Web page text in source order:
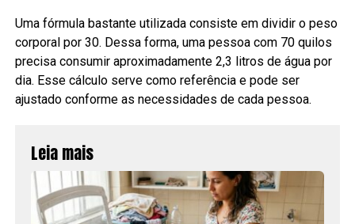
Uma fórmula bastante utilizada consiste em dividir o peso
corporal por 30. Dessa forma, uma pessoa com 70 quilos
precisa consumir aproximadamente 2,3 litros de água por
dia. Esse cálculo serve como referência e pode ser
ajustado conforme as necessidades de cada pessoa.
Leia mais